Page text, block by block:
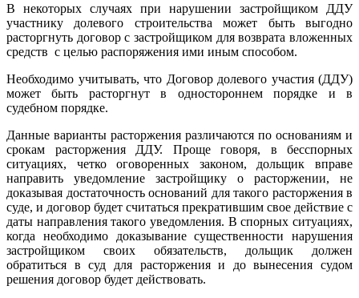
В некоторых случаях при нарушении застройщиком ДДУ
участнику долевого строительства может быть выгодно
расторгнуть договор с застройщиком для возврата вложенных
средств с целью распоряжения ими иным способом.
Необходимо учитывать, что Договор долевого участия (ДДУ)
может быть расторгнут в одностороннем порядке и в
судебном порядке.
Данные варианты расторжения различаются по основаниям и
срокам расторжения ДДУ. Проще говоря, в бесспорных
ситуациях, четко оговоренных законом, дольщик вправе
направить уведомление застройщику о расторжении, не
доказывая достаточность оснований для такого расторжения в
суде, и договор будет считаться прекратившим свое действие с
даты направления такого уведомления. В спорных ситуациях,
когда необходимо доказывание существенности нарушения
застройщиком своих обязательств, дольщик должен
обратиться в суд для расторжения и до вынесения судом
решения договор будет действовать.